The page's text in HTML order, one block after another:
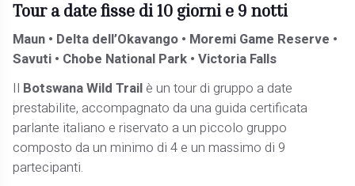
Tour a date fisse di 10 giorni e 9 notti
Maun • Delta dell’Okavango • Moremi Game Reserve •
Savuti • Chobe National Park • Victoria Falls
Il Botswana Wild Trailè un tour di gruppo a date
prestabilite, accompagnato da una guida certificata
parlante italiano e riservato a un piccolo gruppo
composto da un minimo di 4 e un massimo di 9
partecipanti.